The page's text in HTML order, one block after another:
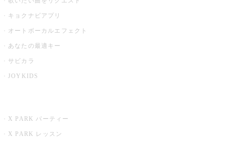
キョクナビアプリ
オートボーカルエフェクト
あなたの最適キー
サビカラ
JOYKIDS
X PARK パーティー
X PARK レッスン